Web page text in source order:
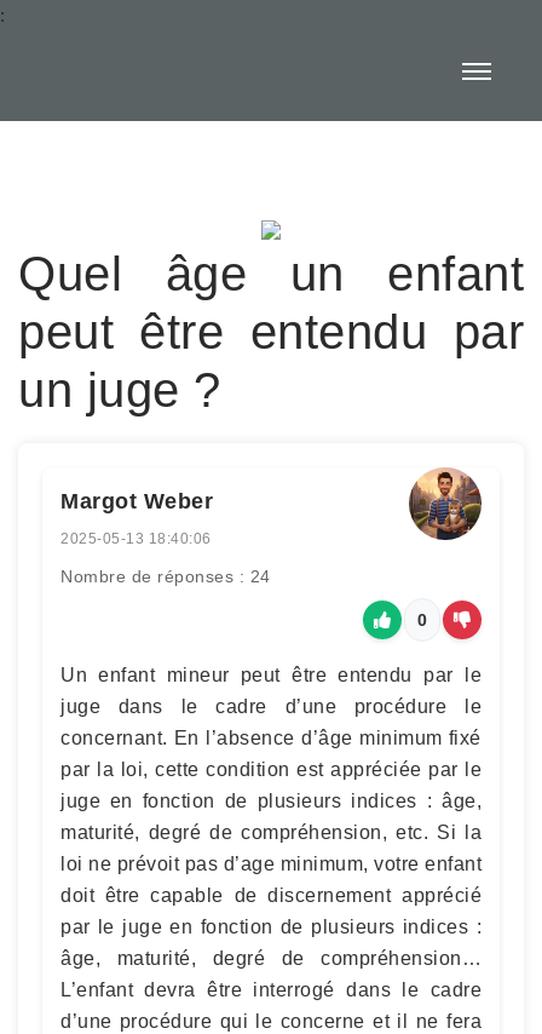
:
Quel âge un enfant
peut être entendu par
un juge ?
Margot Weber
2025-05-13 18:40:06
Nombre de réponses : 24
0
Un enfant mineur peut être entendu par le
juge dans le cadre d’une procédure le
concernant. En l’absence d’âge minimum fixé
par la loi, cette condition est appréciée par le
juge en fonction de plusieurs indices : âge,
maturité, degré de compréhension, etc. Si la
loi ne prévoit pas d’age minimum, votre enfant
doit être capable de discernement apprécié
par le juge en fonction de plusieurs indices :
âge, maturité, degré de compréhension…
L’enfant devra être interrogé dans le cadre
d’une procédure qui le concerne et il ne fera